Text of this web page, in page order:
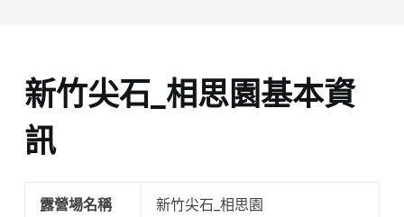
新竹尖石_相思園基本資
訊
露營場名稱 新竹尖石_相思園